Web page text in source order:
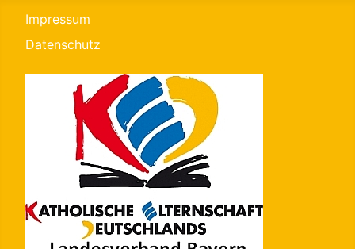
Impressum
Datenschutz